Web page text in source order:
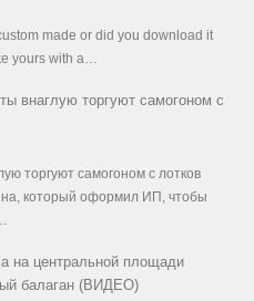
made or did you download it
yours with a…
внаглую торгуют самогоном с
торгуют самогоном с лотков
который оформил ИП, чтобы
на центральной площади
балаган (ВИДЕО)